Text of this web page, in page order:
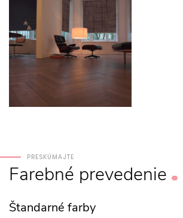
PRESKÚMAJTE
Farebné prevedenie
Štandarné farby